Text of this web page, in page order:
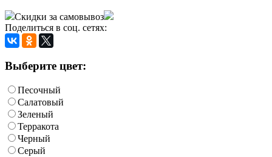
Скидки за самовывоз
Поделиться в соц. сетях:
Выберите цвет:
Песочный
Салатовый
Зеленый
Терракота
Черный
Серый